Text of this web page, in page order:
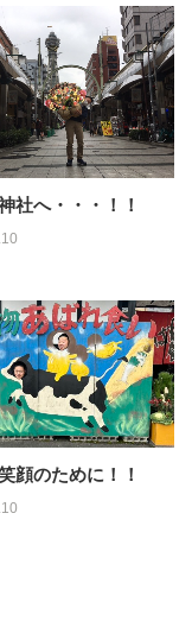
社へ・・・！！
顔のために！！